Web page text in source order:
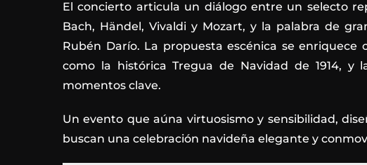
El concierto articula un diálogo entre un selecto
Bach, Händel, Vivaldi y Mozart, y la palabra de
Rubén Darío. La propuesta escénica se
como la histórica Tregua de Navidad de 1914,
momentos clave.
Un evento que aúna virtuosismo y sensibilidad,
buscan una celebración navideña elegante y